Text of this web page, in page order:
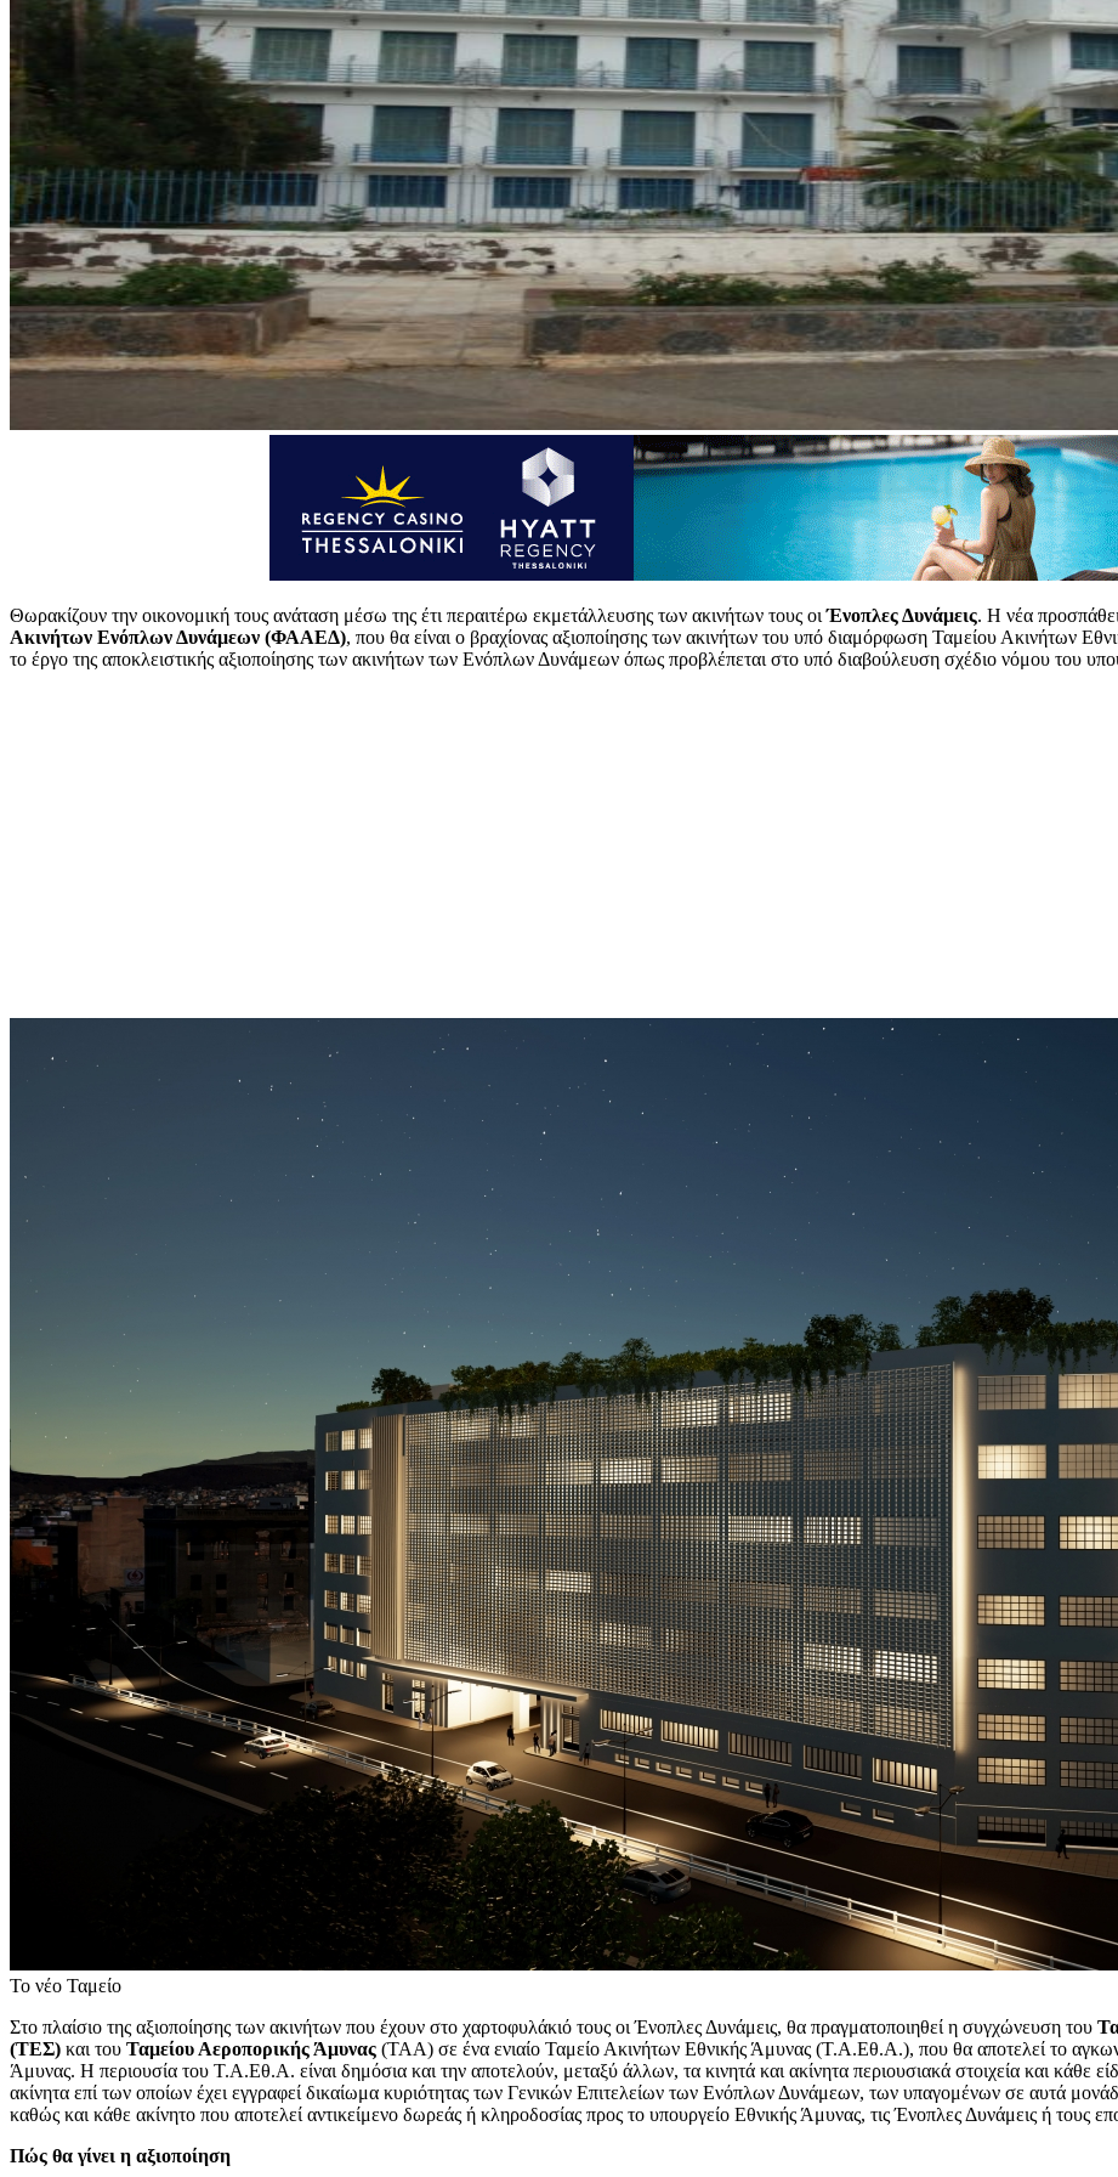
Θωρακίζουν την οικονομική τους ανάταση μέσω της έτι περαιτέρω εκμετάλλευσης των ακινήτων τους οιΈνοπλες Δυνάμεις. Η νέα
Ακινήτων Ενόπλων Δυνάμεων (ΦΑΑΕΔ), που θα είναι ο βραχίονας αξιοποίησης των ακινήτων του υπό διαμόρφωση Ταμείου Ακινήτων
το έργο της αποκλειστικής αξιοποίησης των ακινήτων των Ενόπλων Δυνάμεων όπως προβλέπεται στο υπό διαβούλευση σχέδιο νόμου του
Το νέο Ταμείο
Στο πλαίσιο της αξιοποίησης των ακινήτων που έχουν στο χαρτοφυλάκιό τους οι Ένοπλες Δυνάμεις, θα πραγματοποιηθεί η συγχώνευση του
(ΤΕΣ) και του Ταμείου Αεροπορικής Άμυνας (ΤΑΑ) σε ένα ενιαίο Ταμείο Ακινήτων Εθνικής Άμυνας (Τ.Α.Εθ.Α.), που θα αποτελεί το
Άμυνας. Η περιουσία του Τ.Α.Εθ.Α. είναι δημόσια και την αποτελούν, μεταξύ άλλων, τα κινητά και ακίνητα περιουσιακά στοιχεία και κάθε
ακίνητα επί των οποίων έχει εγγραφεί δικαίωμα κυριότητας των Γενικών Επιτελείων των Ενόπλων Δυνάμεων, των υπαγομένων σε αυτά
καθώς και κάθε ακίνητο που αποτελεί αντικείμενο δωρεάς ή κληροδοσίας προς το υπουργείο Εθνικής Άμυνας, τις Ένοπλες Δυνάμεις ή τους
Πώς θα γίνει η αξιοποίηση